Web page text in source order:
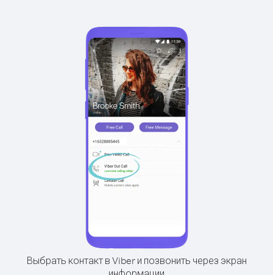
Выбрать контакт в Viber и позвонить через экран